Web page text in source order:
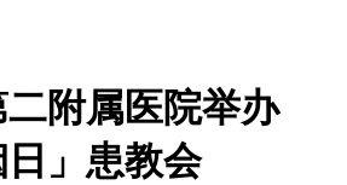
附属医院举办
日」患教会